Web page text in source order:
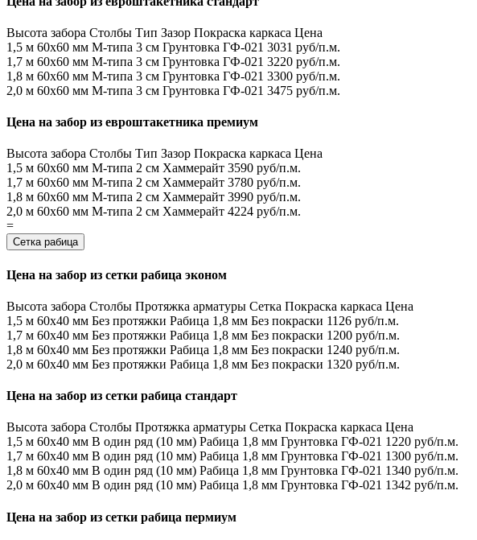
Высота забора Столбы Тип Зазор Покраска каркаса Цена
1,5 м 60х60 мм М-типа 3 см Грунтовка ГФ-021 3031 руб/п.м.
1,7 м 60х60 мм М-типа 3 см Грунтовка ГФ-021 3220 руб/п.м.
1,8 м 60х60 мм М-типа 3 см Грунтовка ГФ-021 3300 руб/п.м.
2,0 м 60х60 мм М-типа 3 см Грунтовка ГФ-021 3475 руб/п.м.
Цена на забор из евроштакетника премиум
Высота забора Столбы Тип Зазор Покраска каркаса Цена
1,5 м 60х60 мм М-типа 2 см Хаммерайт 3590 руб/п.м.
1,7 м 60х60 мм М-типа 2 см Хаммерайт 3780 руб/п.м.
1,8 м 60х60 мм М-типа 2 см Хаммерайт 3990 руб/п.м.
2,0 м 60х60 мм М-типа 2 см Хаммерайт 4224 руб/п.м.
=
Сетка рабица
Цена на забор из сетки рабица эконом
Высота забора Столбы Протяжка арматуры Сетка Покраска каркаса Цена
1,5 м 60х40 мм Без протяжки Рабица 1,8 мм Без покраски 1126 руб/п.м.
1,7 м 60х40 мм Без протяжки Рабица 1,8 мм Без покраски 1200 руб/п.м.
1,8 м 60х40 мм Без протяжки Рабица 1,8 мм Без покраски 1240 руб/п.м.
2,0 м 60х40 мм Без протяжки Рабица 1,8 мм Без покраски 1320 руб/п.м.
Цена на забор из сетки рабица стандарт
Высота забора Столбы Протяжка арматуры Сетка Покраска каркаса Цена
1,5 м 60х40 мм В один ряд (10 мм) Рабица 1,8 мм Грунтовка ГФ-021 1220 руб/п.м.
1,7 м 60х40 мм В один ряд (10 мм) Рабица 1,8 мм Грунтовка ГФ-021 1300 руб/п.м.
1,8 м 60х40 мм В один ряд (10 мм) Рабица 1,8 мм Грунтовка ГФ-021 1340 руб/п.м.
2,0 м 60х40 мм В один ряд (10 мм) Рабица 1,8 мм Грунтовка ГФ-021 1342 руб/п.м.
Цена на забор из сетки рабица пермиум